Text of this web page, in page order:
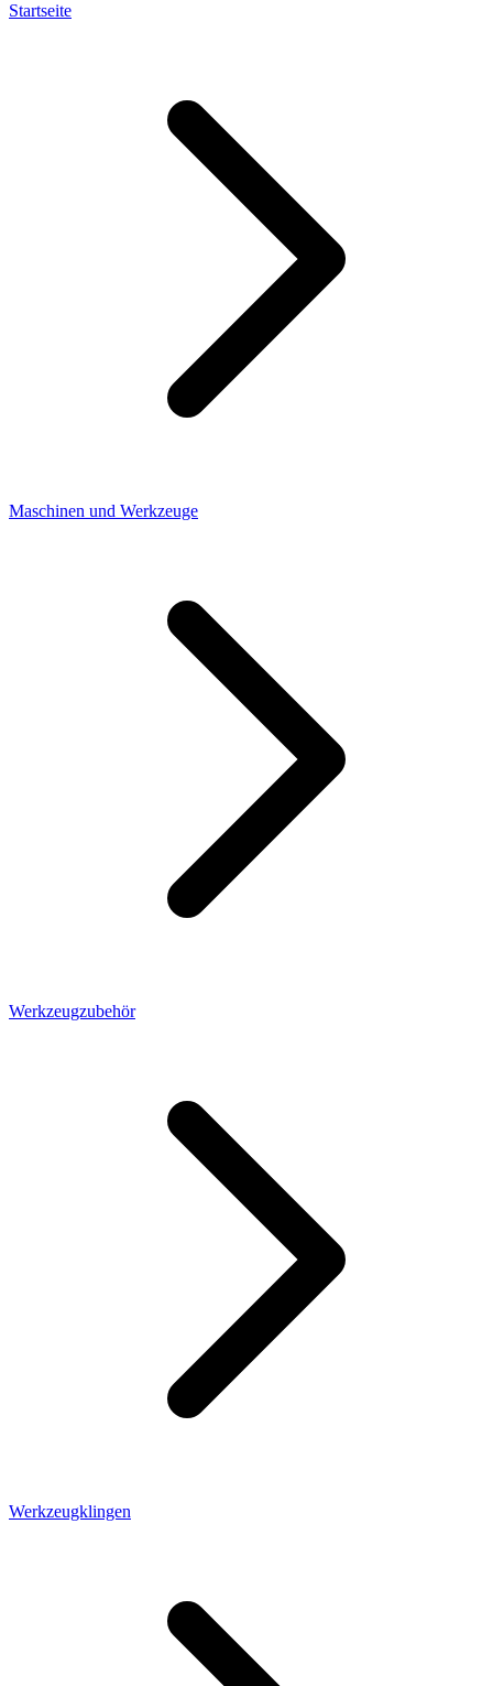
Startseite
Maschinen und Werkzeuge
Werkzeugzubehör
Werkzeugklingen